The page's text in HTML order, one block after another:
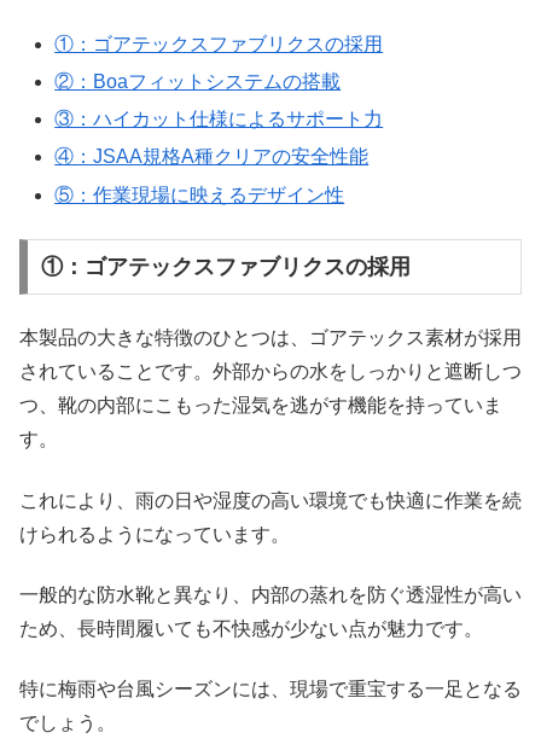
①：ゴアテックスファブリクスの採用
②：Boaフィットシステムの搭載
③：ハイカット仕様によるサポート力
④：JSAA規格A種クリアの安全性能
⑤：作業現場に映えるデザイン性
①：ゴアテックスファブリクスの採用
本製品の大きな特徴のひとつは、ゴアテックス素材が採用
されていることです。外部からの水をしっかりと遮断しつ
つ、靴の内部にこもった湿気を逃がす機能を持っていま
す。
これにより、雨の日や湿度の高い環境でも快適に作業を続
けられるようになっています。
一般的な防水靴と異なり、内部の蒸れを防ぐ透湿性が高い
ため、長時間履いても不快感が少ない点が魅力です。
特に梅雨や台風シーズンには、現場で重宝する一足となる
でしょう。